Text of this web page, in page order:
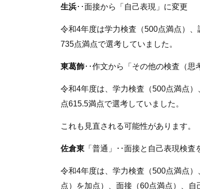
生浜･･面接から「自己表現」に変更
令和4年度は学力検査（500点満点）
735点満点で選考していました。
東葛飾･･作文から「その他の検査（思
令和4年度は、学力検査（500点満点
点615.5満点で選考していました。
これも見直される可能性があります。
佐倉東 「普通」･･面接と自己表現検
令和4年度は、学力検査（500点満点
点）を加点）、面接（60点満点）、